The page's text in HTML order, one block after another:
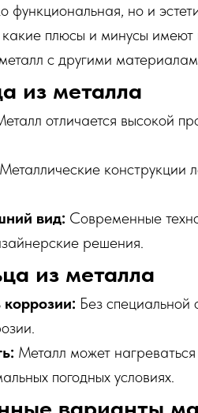
функциональная, но и
плюсы и минусы
с другими
из металла
отличается высокой
Металлические конструкции
вид: Современные
решения.
из металла
Без специальной
Металл может
погодных условиях.